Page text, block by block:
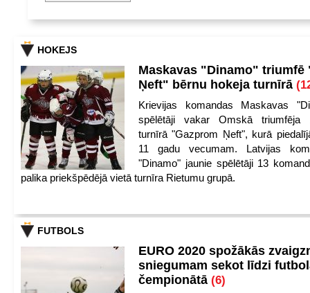
HOKEJS
Maskavas "Dinamo" triumfē
Ņeft" bērnu hokeja turnīrā
Krievijas komandas Maskavas
spēlētāji vakar Omskā triumfēja
turnīrā "Gazprom Ņeft", kurā
11 gadu vecumam. Latvijas
"Dinamo" jaunie spēlētāji 13
palika priekšpēdējā vietā turnīra Rietumu grupā.
FUTBOLS
EURO 2020 spožākās
sniegumam sekot līdzi
čempionātā (6)